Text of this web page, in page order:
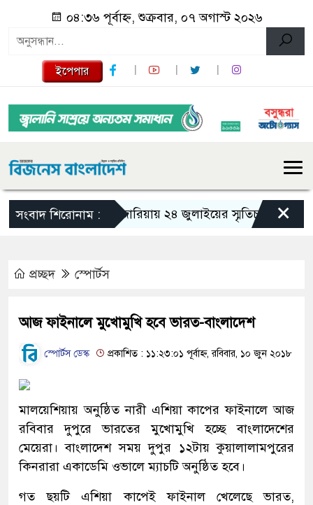
০৪:৩৬ পূর্বাহ্ন, শুক্রবার, ০৭ অগাস্ট ২০২৬
ইপেপার
সংবাদ শিরোনাম :গজারিয়ায় ২৪ জুলাইয়ের স্মৃতিচারণ: গুমের
×
প্রচ্ছদ স্পোর্টস
আজ ফাইনালে মুখোমুখি হবে ভারত-বাংলাদেশ
স্পোর্টস ডেস্ক প্রকাশিত : ১১:২৩:০১ পূর্বাহ্ন, রবিবার, ১০ জুন ২০১৮
মালয়েশিয়ায় অনুষ্ঠিত নারী এশিয়া কাপের ফাইনালে আজ
রবিবার দুপুরে ভারতের মুখোমুখি হচ্ছে বাংলাদেশের
মেয়েরা। বাংলাদেশ সময় দুপুর ১২টায় কুয়ালালামপুরের
কিনরারা একাডেমি ওভালে ম্যাচটি অনুষ্ঠিত হবে।
গত ছয়টি এশিয়া কাপেই ফাইনাল খেলেছে ভারত,